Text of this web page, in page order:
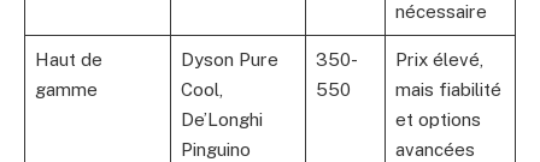
nécessaire
Haut de
gamme
Dyson Pure
Cool,
De’Longhi
Pinguino
350-
550
Prix élevé,
mais fiabilité
et options
avancées